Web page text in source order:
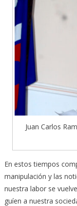
Juan Carlos
En estos tiempos
manipulación y las
nuestra labor se
guíen a nuestra